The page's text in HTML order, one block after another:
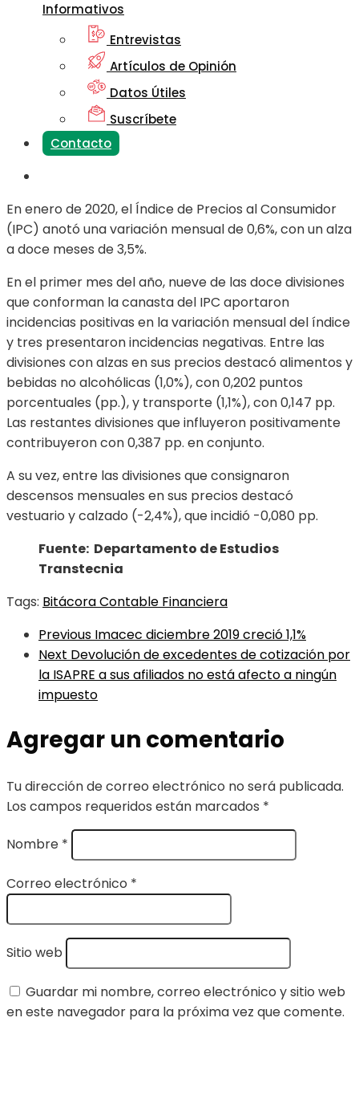
Informativos
Entrevistas
Artículos de Opinión
Datos Útiles
Suscríbete
Contacto
En enero de 2020, el Índice de Precios al Consumidor
(IPC) anotó una variación mensual de 0,6%, con un alza
a doce meses de 3,5%.
En el primer mes del año, nueve de las doce divisiones
que conforman la canasta del IPC aportaron
incidencias positivas en la variación mensual del índice
y tres presentaron incidencias negativas. Entre las
divisiones con alzas en sus precios destacó alimentos y
bebidas no alcohólicas (1,0%), con 0,202 puntos
porcentuales (pp.), y transporte (1,1%), con 0,147 pp.
Las restantes divisiones que influyeron positivamente
contribuyeron con 0,387 pp. en conjunto.
A su vez, entre las divisiones que consignaron
descensos mensuales en sus precios destacó
vestuario y calzado (-2,4%), que incidió -0,080 pp.
Fuente: Departamento de Estudios
Transtecnia
Tags: Bitácora Contable Financiera
Previous Imacec diciembre 2019 creció 1,1%
Next Devolución de excedentes de cotización por
la ISAPRE a sus afiliados no está afecto a ningún
impuesto
Agregar un comentario
Tu dirección de correo electrónico no será publicada.
Los campos requeridos están marcados *
Nombre *
Correo electrónico *
Sitio web
Guardar mi nombre, correo electrónico y sitio web
en este navegador para la próxima vez que comente.